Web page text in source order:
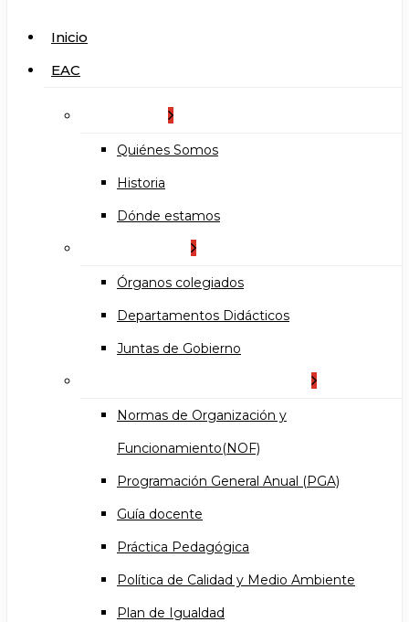
search
Menu
Inicio
EAC
Quiénes Somos
Historia
Dónde estamos
Órganos colegiados
Departamentos Didácticos
Juntas de Gobierno
Normas de Organización y
Funcionamiento(NOF)
Programación General Anual (PGA)
Guía docente
Práctica Pedagógica
Política de Calidad y Medio Ambiente
Plan de Igualdad